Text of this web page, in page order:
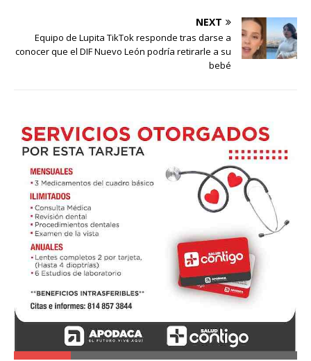
NEXT
Equipo de Lupita TikTok responde tras darse a
conocer que el DIF Nuevo León podría retirarle a su
bebé